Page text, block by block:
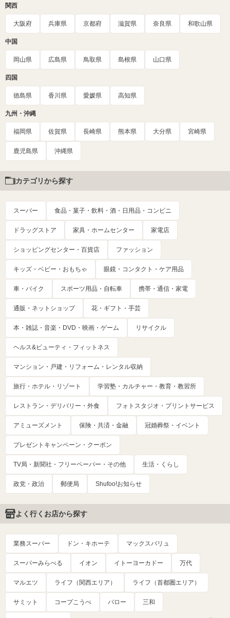
関西
大阪府 兵庫県 京都府 滋賀県 奈良県 和歌山県
中国
岡山県 広島県 鳥取県 島根県 山口県
四国
徳島県 香川県 愛媛県 高知県
九州・沖縄
福岡県 佐賀県 長崎県 熊本県 大分県 宮崎県
鹿児島県 沖縄県
カテゴリから探す
スーパー 食品・菓子・飲料・酒・日用品・コンビニ
ドラッグストア 家具・ホームセンター 家電店
ショッピングセンター・百貨店 ファッション
キッズ・ベビー・おもちゃ 眼鏡・コンタクト・ケア用品
車・バイク スポーツ用品・自転車 携帯・通信・家電
通販・ネットショップ 花・ギフト・手芸
本・雑誌・音楽・DVD・映画・ゲーム リサイクル
ヘルス&ビューティ・フィットネス
マンション・戸建・リフォーム・レンタル収納
旅行・ホテル・リゾート 学習塾・カルチャー・教育・教習所
レストラン・デリバリー・外食 フォトスタジオ・プリントサービス
アミューズメント 保険・共済・金融 冠婚葬祭・イベント
プレゼントキャンペーン・クーポン
TV局・新聞社・フリーペーパー・その他 生活・くらし
政党・政治 郵便局 Shufoo!お知らせ
よく行くお店から探す
業務スーパー ドン・キホーテ マックスバリュ
スーパーみらべる イオン イトーヨーカドー 万代
マルエツ ライフ（関西エリア） ライフ（首都圏エリア）
サミット コープこうべ バロー 三和